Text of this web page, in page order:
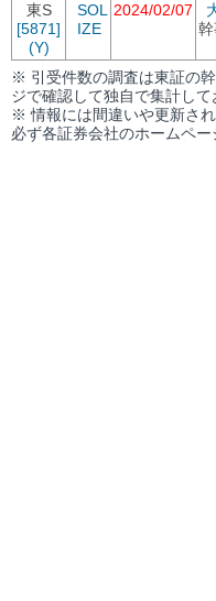
東S
[5871]
(Y)
SOL
IZE
2024/02/07
幹
※ 引受件数の調査は東証の
ジで確認して独自で集計して
※ 情報には間違いや更新さ
必ず各証券会社のホームペー